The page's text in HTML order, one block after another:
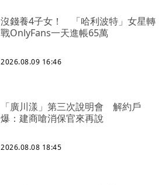
沒錢養4子女！ 「哈利波特」女星轉
戰OnlyFans一天進帳65萬
2026.08.09 16:46
「廣川漾」第三次說明會 解約戶
爆：建商嗆消保官來再說
2026.08.08 18:45